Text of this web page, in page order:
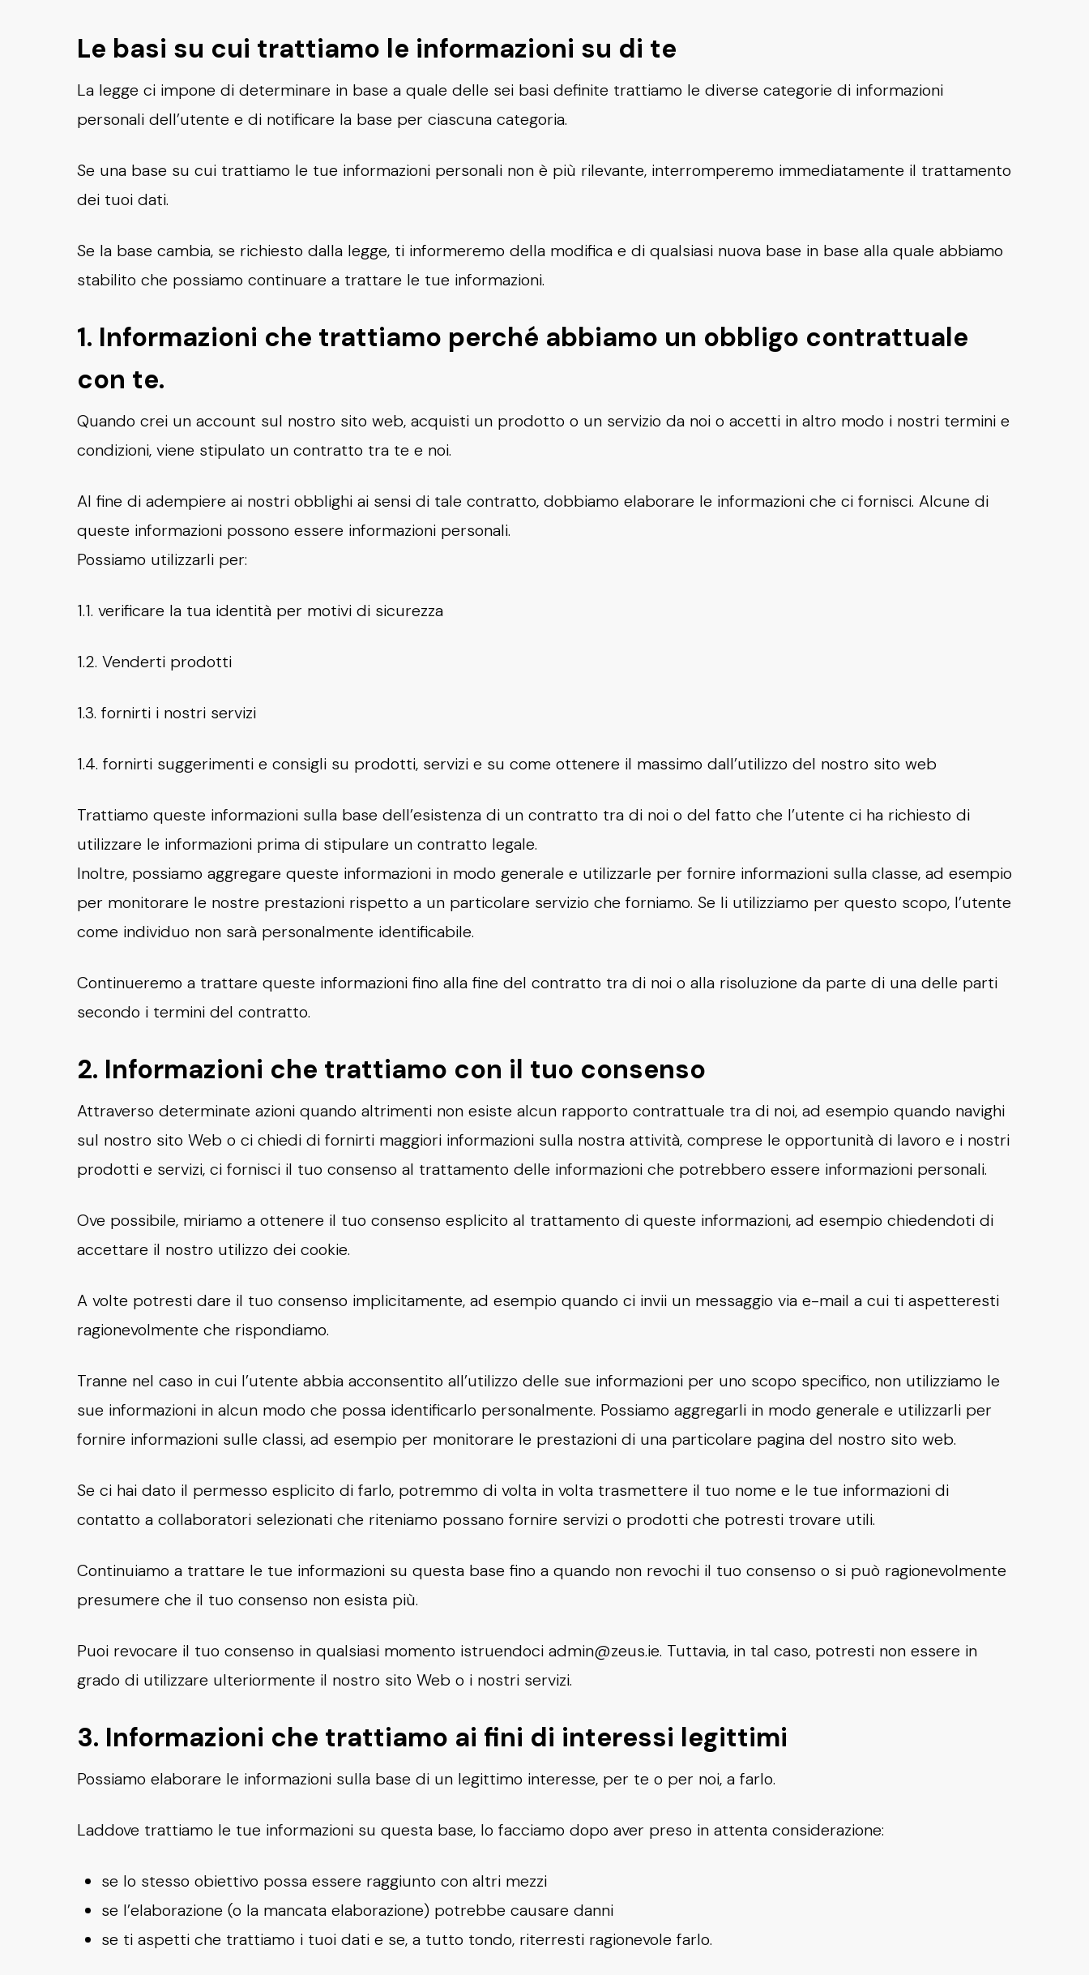
Le basi su cui trattiamo le informazioni su di te
La legge ci impone di determinare in base a quale delle sei basi definite trattiamo le diverse categorie di informazioni
personali dell’utente e di notificare la base per ciascuna categoria.
Se una base su cui trattiamo le tue informazioni personali non è più rilevante, interromperemo immediatamente il trattamento
dei tuoi dati.
Se la base cambia, se richiesto dalla legge, ti informeremo della modifica e di qualsiasi nuova base in base alla quale abbiamo
stabilito che possiamo continuare a trattare le tue informazioni.
1. Informazioni che trattiamo perché abbiamo un obbligo contrattuale
con te.
Quando crei un account sul nostro sito web, acquisti un prodotto o un servizio da noi o accetti in altro modo i nostri termini e
condizioni, viene stipulato un contratto tra te e noi.
Al fine di adempiere ai nostri obblighi ai sensi di tale contratto, dobbiamo elaborare le informazioni che ci fornisci. Alcune di
queste informazioni possono essere informazioni personali.
Possiamo utilizzarli per:
1.1. verificare la tua identità per motivi di sicurezza
1.2. Venderti prodotti
1.3. fornirti i nostri servizi
1.4. fornirti suggerimenti e consigli su prodotti, servizi e su come ottenere il massimo dall’utilizzo del nostro sito web
Trattiamo queste informazioni sulla base dell’esistenza di un contratto tra di noi o del fatto che l’utente ci ha richiesto di
utilizzare le informazioni prima di stipulare un contratto legale.
Inoltre, possiamo aggregare queste informazioni in modo generale e utilizzarle per fornire informazioni sulla classe, ad esempio
per monitorare le nostre prestazioni rispetto a un particolare servizio che forniamo. Se li utilizziamo per questo scopo, l’utente
come individuo non sarà personalmente identificabile.
Continueremo a trattare queste informazioni fino alla fine del contratto tra di noi o alla risoluzione da parte di una delle parti
secondo i termini del contratto.
2. Informazioni che trattiamo con il tuo consenso
Attraverso determinate azioni quando altrimenti non esiste alcun rapporto contrattuale tra di noi, ad esempio quando navighi
sul nostro sito Web o ci chiedi di fornirti maggiori informazioni sulla nostra attività, comprese le opportunità di lavoro e i nostri
prodotti e servizi, ci fornisci il tuo consenso al trattamento delle informazioni che potrebbero essere informazioni personali.
Ove possibile, miriamo a ottenere il tuo consenso esplicito al trattamento di queste informazioni, ad esempio chiedendoti di
accettare il nostro utilizzo dei cookie.
A volte potresti dare il tuo consenso implicitamente, ad esempio quando ci invii un messaggio via e-mail a cui ti aspetteresti
ragionevolmente che rispondiamo.
Tranne nel caso in cui l’utente abbia acconsentito all’utilizzo delle sue informazioni per uno scopo specifico, non utilizziamo le
sue informazioni in alcun modo che possa identificarlo personalmente. Possiamo aggregarli in modo generale e utilizzarli per
fornire informazioni sulle classi, ad esempio per monitorare le prestazioni di una particolare pagina del nostro sito web.
Se ci hai dato il permesso esplicito di farlo, potremmo di volta in volta trasmettere il tuo nome e le tue informazioni di
contatto a collaboratori selezionati che riteniamo possano fornire servizi o prodotti che potresti trovare utili.
Continuiamo a trattare le tue informazioni su questa base fino a quando non revochi il tuo consenso o si può ragionevolmente
presumere che il tuo consenso non esista più.
Puoi revocare il tuo consenso in qualsiasi momento istruendoci admin@zeus.ie. Tuttavia, in tal caso, potresti non essere in
grado di utilizzare ulteriormente il nostro sito Web o i nostri servizi.
3. Informazioni che trattiamo ai fini di interessi legittimi
Possiamo elaborare le informazioni sulla base di un legittimo interesse, per te o per noi, a farlo.
Laddove trattiamo le tue informazioni su questa base, lo facciamo dopo aver preso in attenta considerazione:
se lo stesso obiettivo possa essere raggiunto con altri mezzi
se l’elaborazione (o la mancata elaborazione) potrebbe causare danni
se ti aspetti che trattiamo i tuoi dati e se, a tutto tondo, riterresti ragionevole farlo.